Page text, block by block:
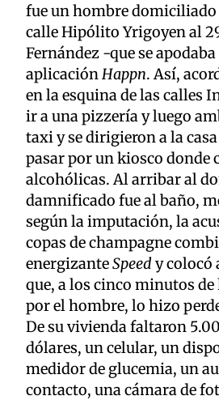
fue un hombre
calle Hipólito Yrigoyen al
Fernández -que se
aplicaciónHappn. Así,
en la esquina de las calles
ir a una pizzería y luego
taxi y se dirigieron a la
pasar por un kiosco donde
alcohólicas. Al arribar al
damnificado fue al baño,
según la imputación, la
copas de champagne
energizanteSpeed y colocó
que, a los cinco minutos
por el hombre, lo hizo
De su vivienda faltaron
dólares, un celular, un
medidor de glucemia, un
contacto, una cámara de